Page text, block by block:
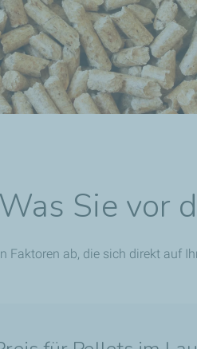
Sie vor
Faktoren ab, die sich direkt auf